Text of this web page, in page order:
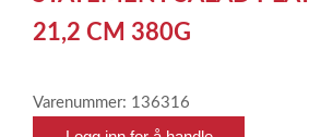
1
21,2 CM 380G
Varenummer: 136316